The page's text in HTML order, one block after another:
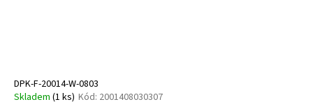
DPK-F-20014-W-0803
Skladem (1 ks) Kód: 2001408030307